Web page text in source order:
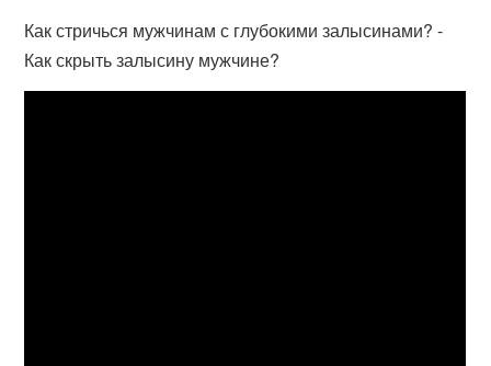
Как стричься мужчинам с глубокими залысинами? -
Как скрыть залысину мужчине?